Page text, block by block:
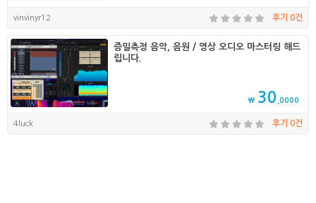
vinvinyr12 후기 0건
증밀측정 음악, 음원 / 영상 오디오 마스터링 해드
립니다.
₩ 30 ,0000
4luck 후기 0건